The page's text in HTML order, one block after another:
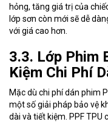
hỏng, tăng giá trị của
lớp sơn còn mới sẽ dễ
với giá cao hơn.
3.3. Lớp Phim
Kiệm Chi Phí
Mặc dù chi phí dán phim
một số giải pháp bảo vệ
dài và tiết kiệm. PPF